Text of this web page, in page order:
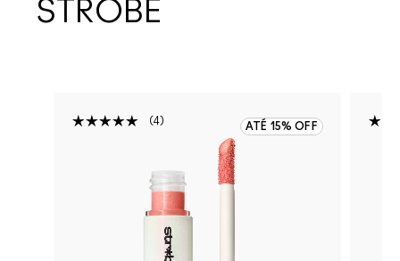
STROBE
4 ATÉ 15% OFF